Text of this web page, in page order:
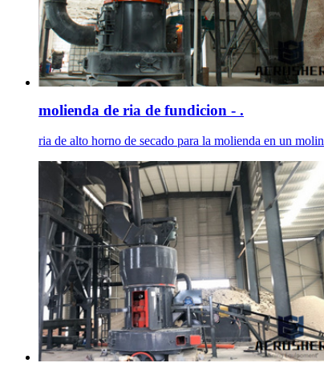
molienda de ria de fundicion - .
ria de alto horno de secado para la molienda en un